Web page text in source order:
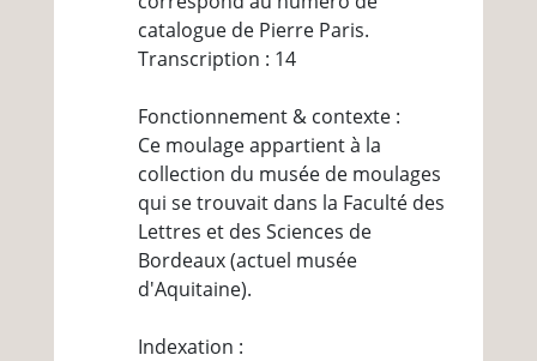
catalogue de Pierre Paris.
Transcription : 14
Fonctionnement & contexte :
Ce moulage appartient à la
collection du musée de moulages
qui se trouvait dans la Faculté des
Lettres et des Sciences de
Bordeaux (actuel musée
d'Aquitaine).
Indexation :